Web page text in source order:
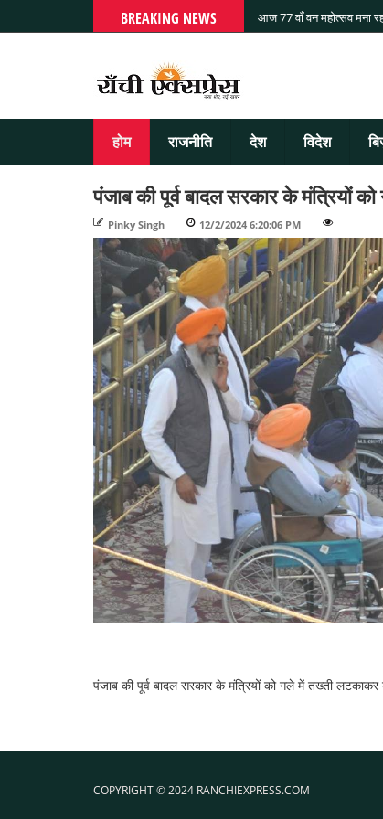
BREAKING NEWS आज 77 वाँ वन महोत्सव मना
होम राजनीति देश विदेश
पंजाब की पूर्व बादल सरकार के मंत्रियों
Pinky Singh 12/2/2024 6:20:06 PM
पंजाब की पूर्व बादल सरकार के मंत्रियों को गले में तख्ती
COPYRIGHT © 2024 RANCHIEXPRESS.COM